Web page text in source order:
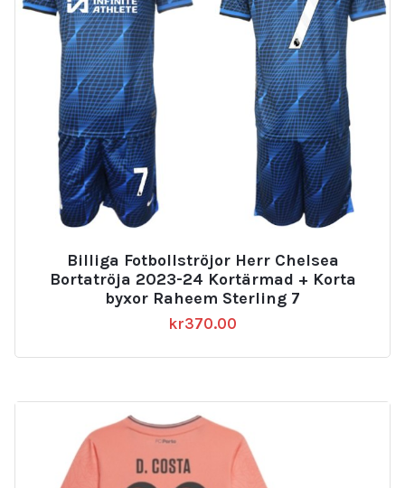
Billiga Fotbollströjor Herr Chelsea
Bortatröja 2023-24 Kortärmad + Korta
byxor Raheem Sterling 7
kr370.00